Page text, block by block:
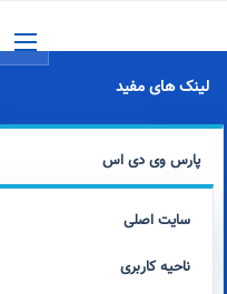
لینک های مفید
پارس وی دی اس
سایت اصلی
ناحیه کاربری